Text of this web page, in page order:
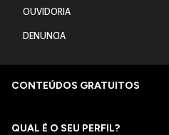
OUVIDORIA
DENUNCIA
CONTEÚDOS GRATUITOS
QUAL É O SEU PERFIL?